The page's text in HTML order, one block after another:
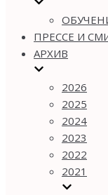
ПРЕССЕ И
АРХИВ
2026
2025
2024
2023
2022
2021